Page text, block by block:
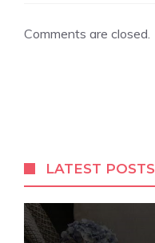
Comments are closed.
LATEST POSTS